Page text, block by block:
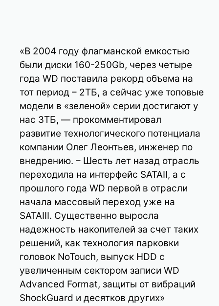
«В 2004 году флагманской емкостью
были диски 160-250Gb, через четыре
года WD поставила рекорд объема на
тот период – 2ТБ, а сейчас уже топовые
модели в «зеленой» серии достигают у
нас 3ТБ, — прокомментировал
развитие технологического потенциала
компании Олег Леонтьев, инженер по
внедрению. – Шесть лет назад отрасль
переходила на интерфейс SATAII, а с
прошлого года WD первой в отрасли
начала массовый переход уже на
SATAIII. Существенно выросла
надежность накопителей за счет таких
решений, как технология парковки
головок NoTouch, выпуск HDD с
увеличенным сектором записи WD
Advanced Format, защиты от вибраций
ShockGuard и десятков других»